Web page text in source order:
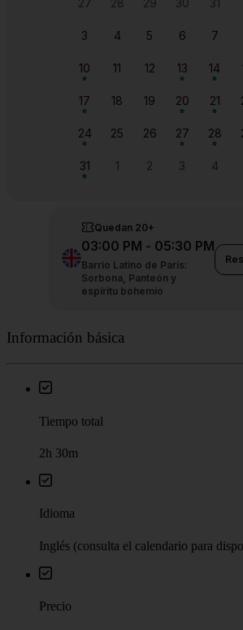
Información básica
Tiempo total
2h 30m
Idioma
Inglés (consulta el calendario para
Precio